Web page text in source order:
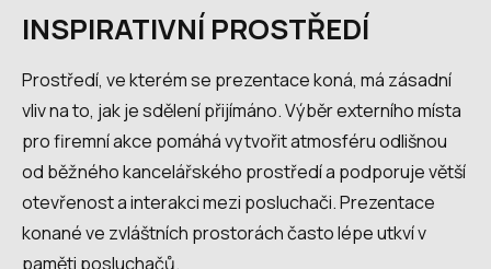
INSPIRATIVNÍ PROSTŘEDÍ
Prostředí, ve kterém se prezentace koná, má zásadní
vliv na to, jak je sdělení přijímáno. Výběr externího místa
pro firemní akce pomáhá vytvořit atmosféru odlišnou
od běžného kancelářského prostředí a podporuje větší
otevřenost a interakci mezi posluchači. Prezentace
konané ve zvláštních prostorách často lépe utkví v
paměti posluchačů.